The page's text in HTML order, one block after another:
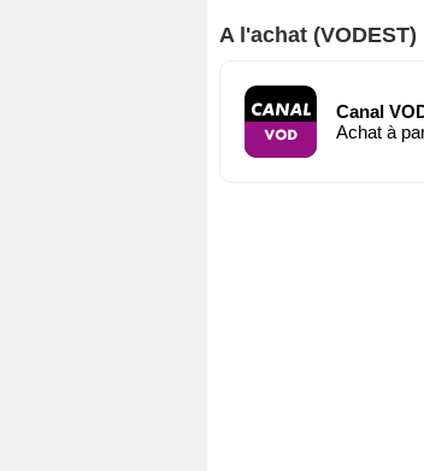
A l'achat (VODEST)
Canal
Achat à